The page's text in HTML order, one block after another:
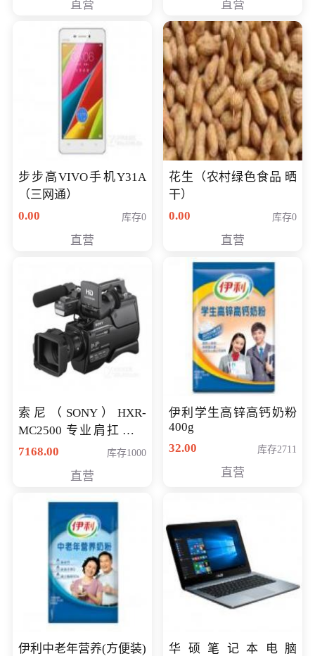
直营 直营
步步高VIVO手机Y31A
（三网通）
0.00
库存0
直营
花生（农村绿色食品 晒
干）
0.00
库存0
直营
索尼（SONY）HXR-
MC2500 专业肩扛式存
储卡全高清摄录一体机
清入门级摄像机
7168.00 库存1000
直营
伊利学生高锌高钙奶粉
400g
32.00
库存2711
直营
伊利中老年营养(方便装)
华硕笔记本电脑